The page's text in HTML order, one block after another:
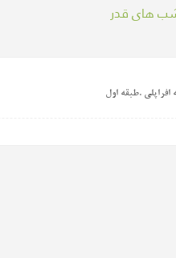
های قدر
.طبقه اول